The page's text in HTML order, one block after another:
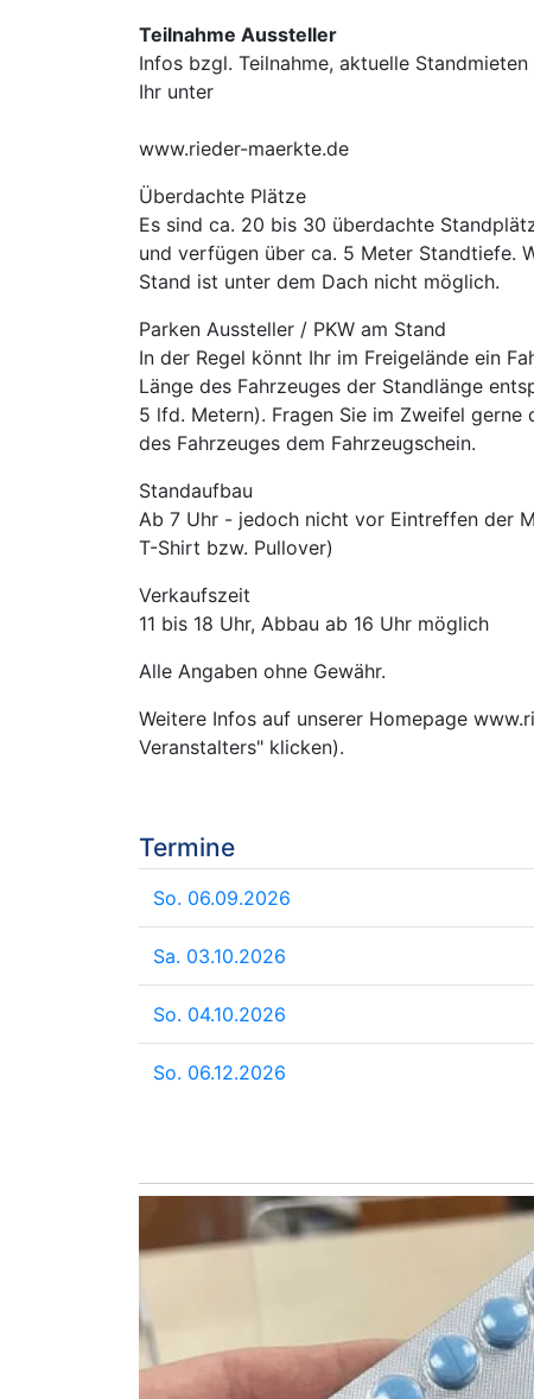
Teilnahme Aussteller
Infos bzgl. Teilnahme, aktuelle
Ihr unter
www.rieder-maerkte.de
Überdachte Plätze
Es sind ca. 20 bis 30 überdachte
und verfügen über ca. 5 Meter Standtiefe.
Stand ist unter dem Dach nicht möglich.
Parken Aussteller / PKW am Stand
In der Regel könnt Ihr im Freigelände ein
Länge des Fahrzeuges der Standlänge
5 lfd. Metern). Fragen Sie im Zweifel
des Fahrzeuges dem Fahrzeugschein.
Standaufbau
Ab 7 Uhr - jedoch nicht vor Eintreffen der
T-Shirt bzw. Pullover)
Verkaufszeit
11 bis 18 Uhr, Abbau ab 16 Uhr möglich
Alle Angaben ohne Gewähr.
Weitere Infos auf unserer Homepage
Veranstalters" klicken).
Termine
So. 06.09.2026
Sa. 03.10.2026
So. 04.10.2026
So. 06.12.2026